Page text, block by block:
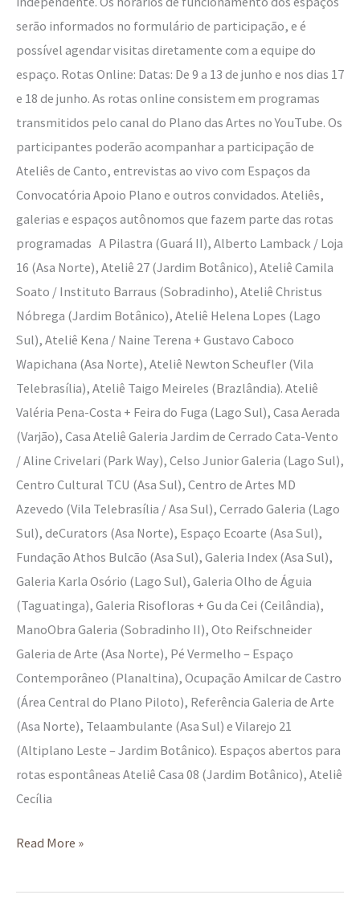
serão informados no formulário de participação, e é
possível agendar visitas diretamente com a equipe do
espaço. Rotas Online: Datas: De 9 a 13 de junho e nos dias 17
e 18 de junho. As rotas online consistem em programas
transmitidos pelo canal do Plano das Artes no YouTube. Os
participantes poderão acompanhar a participação de
Ateliês de Canto, entrevistas ao vivo com Espaços da
Convocatória Apoio Plano e outros convidados. Ateliês,
galerias e espaços autônomos que fazem parte das rotas
programadas A Pilastra (Guará II), Alberto Lamback / Loja
16 (Asa Norte), Ateliê 27 (Jardim Botânico), Ateliê Camila
Soato / Instituto Barraus (Sobradinho), Ateliê Christus
Nóbrega (Jardim Botânico), Ateliê Helena Lopes (Lago
Sul), Ateliê Kena / Naine Terena + Gustavo Caboco
Wapichana (Asa Norte), Ateliê Newton Scheufler (Vila
Telebrasília), Ateliê Taigo Meireles (Brazlândia). Ateliê
Valéria Pena-Costa + Feira do Fuga (Lago Sul), Casa Aerada
(Varjão), Casa Ateliê Galeria Jardim de Cerrado Cata-Vento
/ Aline Crivelari (Park Way), Celso Junior Galeria (Lago Sul),
Centro Cultural TCU (Asa Sul), Centro de Artes MD
Azevedo (Vila Telebrasília / Asa Sul), Cerrado Galeria (Lago
Sul), deCurators (Asa Norte), Espaço Ecoarte (Asa Sul),
Fundação Athos Bulcão (Asa Sul), Galeria Index (Asa Sul),
Galeria Karla Osório (Lago Sul), Galeria Olho de Águia
(Taguatinga), Galeria Risofloras + Gu da Cei (Ceilândia),
ManoObra Galeria (Sobradinho II), Oto Reifschneider
Galeria de Arte (Asa Norte), Pé Vermelho – Espaço
Contemporâneo (Planaltina), Ocupação Amilcar de Castro
(Área Central do Plano Piloto), Referência Galeria de Arte
(Asa Norte), Telaambulante (Asa Sul) e Vilarejo 21
(Altiplano Leste – Jardim Botânico). Espaços abertos para
rotas espontâneas Ateliê Casa 08 (Jardim Botânico), Ateliê
Cecília
Read More »